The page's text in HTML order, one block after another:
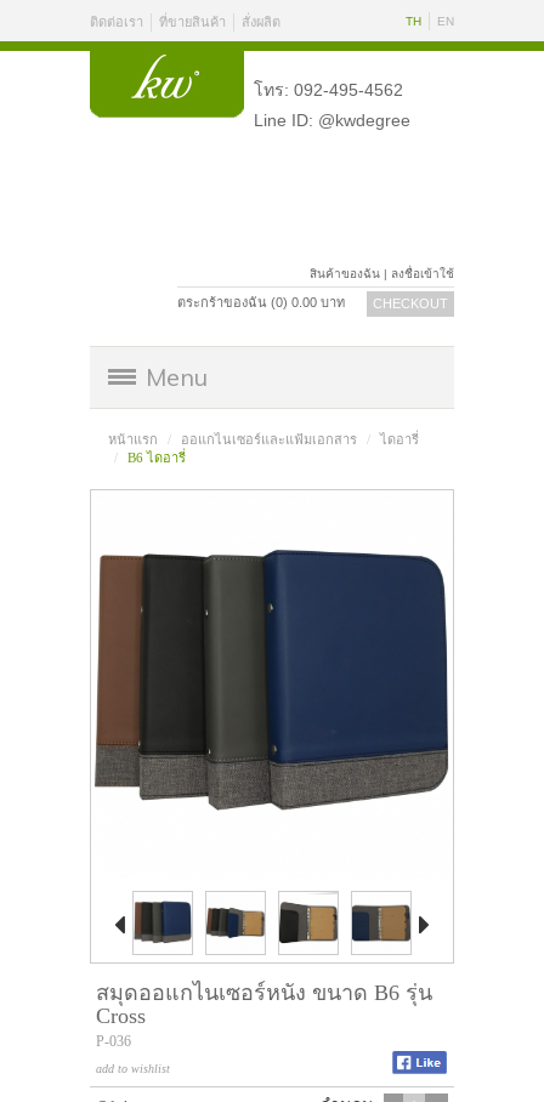
ติดต่อเรา ที่ขายสินค้า สั่งผลิต TH EN
โทร: 092-495-4562
Line ID: @kwdegree
สินค้าของฉัน | ลงชื่อเข้าใช้
ตระกร้าของฉัน (0) 0.00 บาท CHECKOUT
Menu
หน้าแรก ออแกไนเซอร์และแฟ้มเอกสาร
ไดอารี่
B6 ไดอารี่
 
สมุดออแกไนเซอร์หนัง ขนาด B6 รุ่น
Cross
P-036
add to wishlist